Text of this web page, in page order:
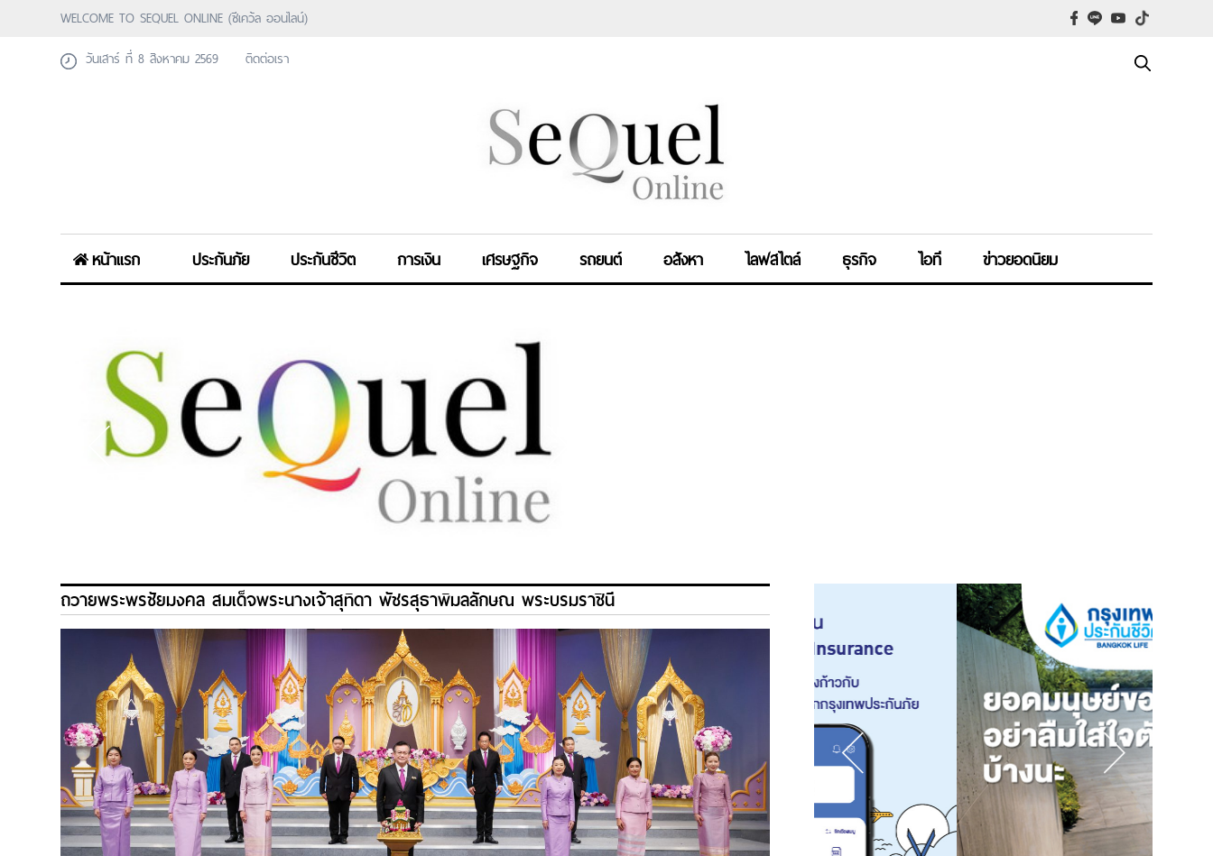
WELCOME TO SEQUEL ONLINE (ซีเคว้ล ออนไลน์)
วันเสาร์ ที่ 8 สิงหาคม 2569
ติดต่อเรา
หน้าแรก ประกันภัย ประกันชีวิต การเงิน เศรษฐกิจ รถยนต์ อสังหา ไลฟสไตล์ ธุรกิจ ไอที ข่าวยอดนิยม
ถวายพระพรชัยมงคล สมเด็จพระนางเจ้าสุทิดา พัชรสุธาพิมลลักษณ พระบรมราชินี